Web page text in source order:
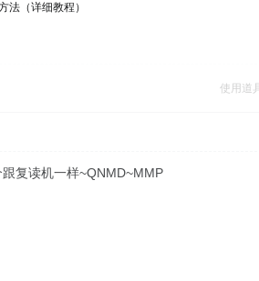
法（详细教程）
使用道具
跟复读机一样~QNMD~MMP